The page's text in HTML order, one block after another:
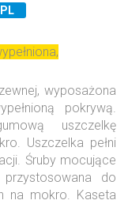
wyposażona
pokrywą.
uszczelkę
Uszczelka pełni
Śruby mocujące
do
na mokro. Kaseta